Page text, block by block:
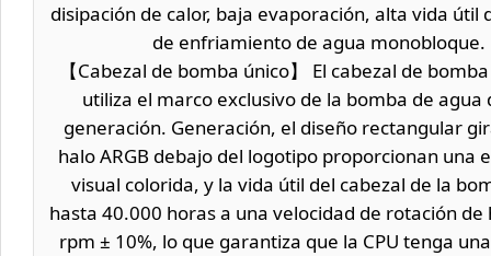
disipación de calor, baja evaporación, alta vida útil
de enfriamiento de agua monobloque.
【Cabezal de bomba único】 El cabezal de
utiliza el marco exclusivo de la bomba de agua
generación. Generación, el diseño rectangular
halo ARGB debajo del logotipo proporcionan una
visual colorida, y la vida útil del cabezal de la
hasta 40.000 horas a una velocidad de rotación de
rpm ± 10%, lo que garantiza que la CPU tenga